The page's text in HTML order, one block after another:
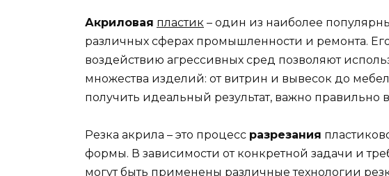
Акриловая пластик – один из наиболее
различных сферах промышленности и ремонта.
воздействию агрессивных сред позволяют
множества изделий: от витрин и вывесок до
получить идеальный результат, важно правильно
Резка акрила – это процесс разрезания
формы. В зависимости от конкретной задачи и
могут быть применены различные технологии